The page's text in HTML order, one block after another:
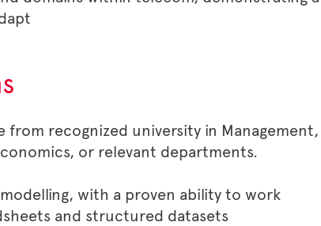
from recognized university in Management,
or relevant departments.
with a proven ability to work
and structured datasets